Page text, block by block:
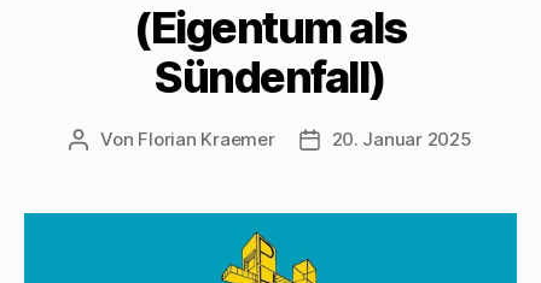
(Eigentum als
Sündenfall)
Beitragsautor
Von Florian Kraemer Veröffentlichungsdatum
20. Januar 2025